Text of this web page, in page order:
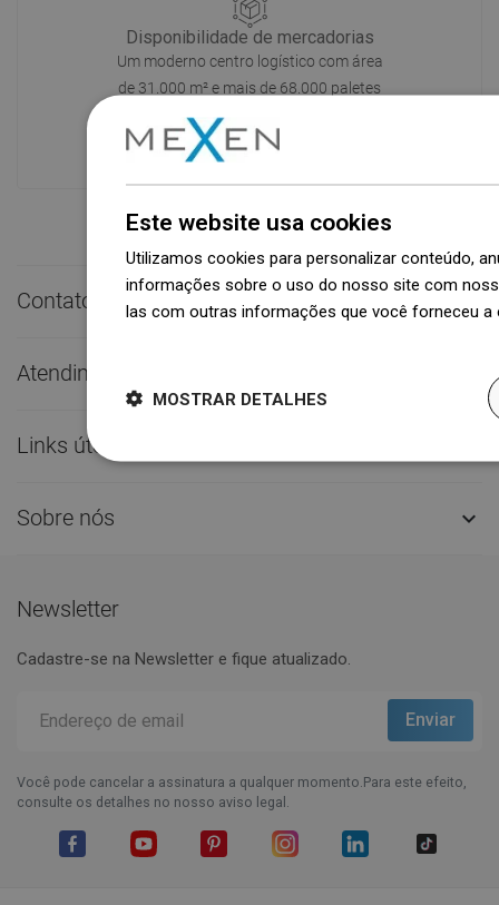
Disponibilidade de mercadorias
Um moderno centro logístico com área
de 31.000 m² e mais de 68.000 paletes
oferece mais de 1.500.000 peças de
produtos disponíveis!
Contato rápido 
Atendimento ao Cliente
Links úteis
Sobre nós 
Newsletter
Cadastre-se na Newsletter e fique atualizado.
Você pode cancelar a assinatura a qualquer momento.Para este efeito,
consulte os detalhes no nosso aviso legal.
Este website usa cookies
Utilizamos cookies para personalizar conteúdo,
informações sobre o uso do nosso site com
las com outras informações que você forneceu
MOSTRAR DETALHES